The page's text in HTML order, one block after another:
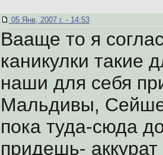
05 Янв, 2007 г. - 14:53
Вааще то я
каникулки такие
наши для себя
Мальдивы,
пока туда-сюда
придешь-